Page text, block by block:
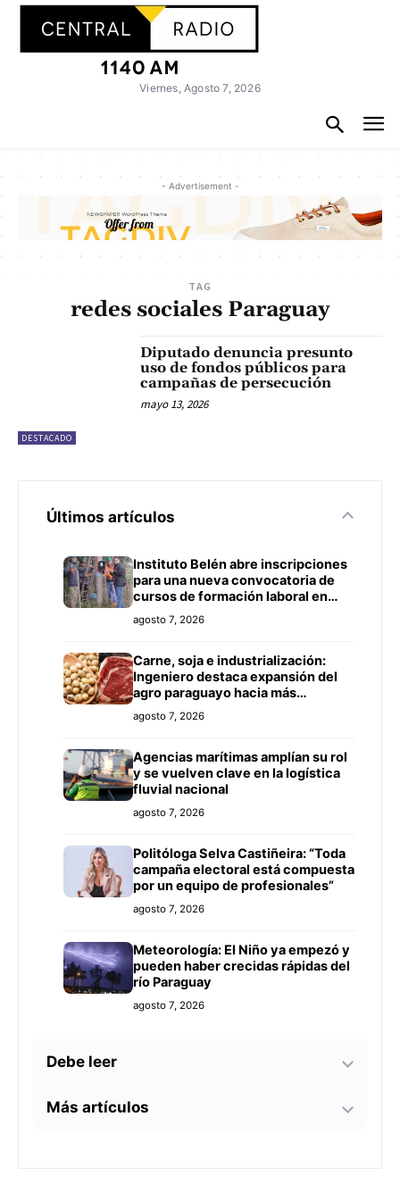
Viernes, Agosto 7, 2026
- Advertisement -
TAG
redes sociales Paraguay
DESTACADO
Diputado denuncia presunto
uso de fondos públicos para
campañas de persecución
mayo 13, 2026
Últimos artículos
Instituto Belén abre inscripciones
para una nueva convocatoria de
cursos de formación laboral en
Concepción
agosto 7, 2026
Carne, soja e industrialización:
Ingeniero destaca expansión del
agro paraguayo hacia más
mercados
agosto 7, 2026
Agencias marítimas amplían su rol
y se vuelven clave en la logística
fluvial nacional
agosto 7, 2026
Politóloga Selva Castiñeira: “Toda
campaña electoral está compuesta
por un equipo de profesionales”
agosto 7, 2026
Meteorología: El Niño ya empezó y
pueden haber crecidas rápidas del
río Paraguay
agosto 7, 2026
Debe leer
Tecnología y BIM ganan terreno en
Más artículos